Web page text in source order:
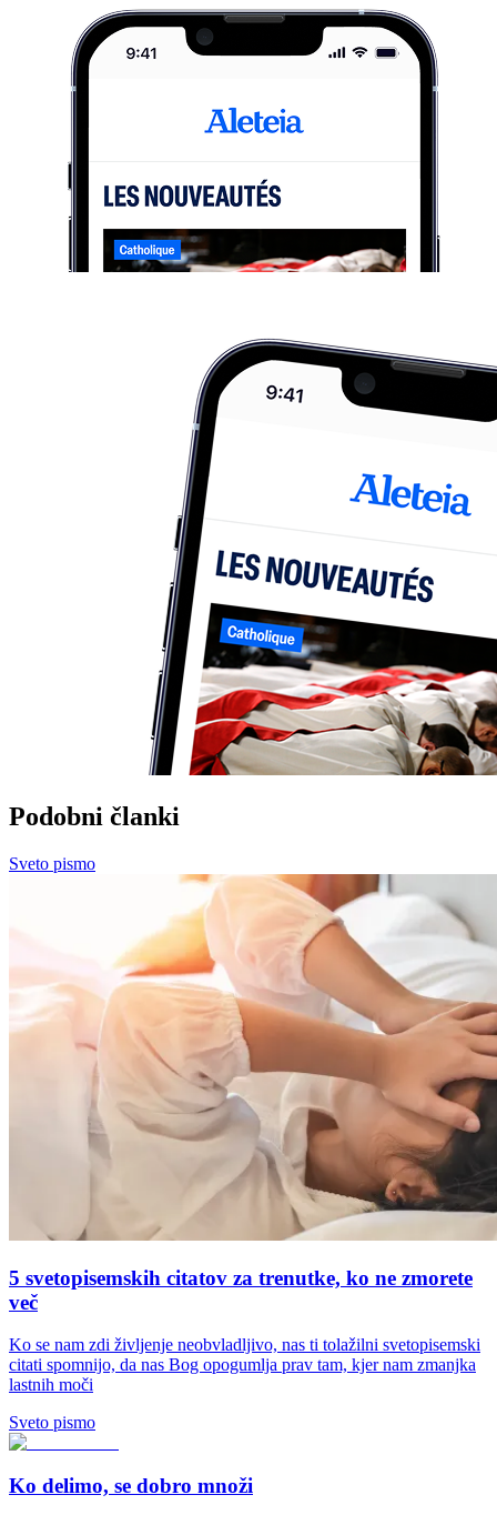
Podobni članki
Sveto pismo
5 svetopisemskih citatov za trenutke, ko ne zmorete
več
Ko se nam zdi življenje neobvladljivo, nas ti tolažilni svetopisemski
citati spomnijo, da nas Bog opogumlja prav tam, kjer nam zmanjka
lastnih moči
Sveto pismo
Ko delimo, se dobro množi